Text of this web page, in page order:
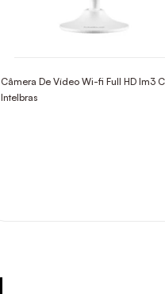
Câmera De Vídeo Wi-fi Full HD Im3 C
Intelbras